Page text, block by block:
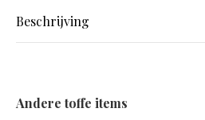
Beschrijving
Andere toffe items